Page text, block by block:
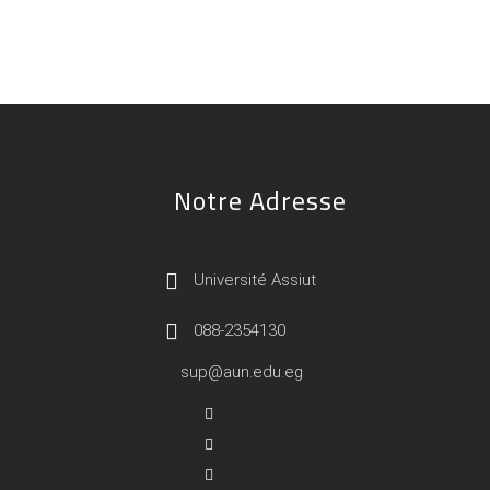
Notre Adresse
Université Assiut
088-2354130
sup@aun.edu.eg